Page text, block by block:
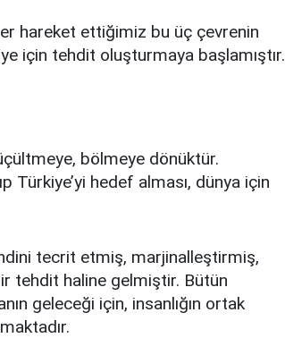
hareket ettiğimiz bu üç çevrenin
için tehdit oluşturmaya başlamıştır.
bölmeye dönüktür.
Türkiye’yi hedef alması, dünya için
tecrit etmiş, marjinalleştirmiş,
tehdit haline gelmiştir. Bütün
geleceği için, insanlığın ortak